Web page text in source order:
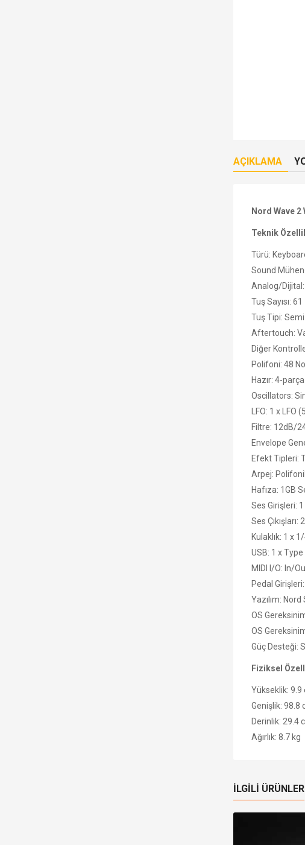
AÇIKLAMA
Nord Wave
Teknik
Türü:
Sound
Analog/Dijital:
Tuş Sayısı: 61
Tuş Tipi:
Aftertouch:
Diğer
Polifoni: 48
Hazır: 4-
Oscillators:
LFO: 1 x LFO
Filtre: 12dB/
Envelope
Efekt Tipleri:
Arpej:
Hafıza: 1GB
Ses Girişleri:
Ses
Kulaklık: 1 x
USB: 1 x Type
MIDI I/O: In/
Pedal
Yazılım:
OS
OS
Güç Desteği:
Fiziksel
Yükseklik: 9.9
Genişlik: 98.8
Derinlik: 29.4
Ağırlık: 8.7 kg
İLGILI ÜRÜNLER